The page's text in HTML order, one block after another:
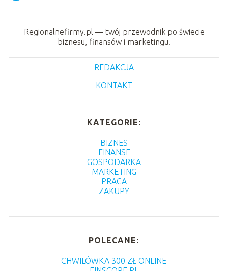
Regionalnefirmy.pl — twój przewodnik po świecie
biznesu, finansów i marketingu.
REDAKCJA
KONTAKT
KATEGORIE:
BIZNES
FINANSE
GOSPODARKA
MARKETING
PRACA
ZAKUPY
POLECANE:
CHWILÓWKA 300 ZŁ ONLINE